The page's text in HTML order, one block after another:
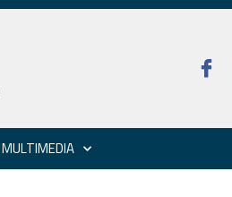
MULTIMEDIA